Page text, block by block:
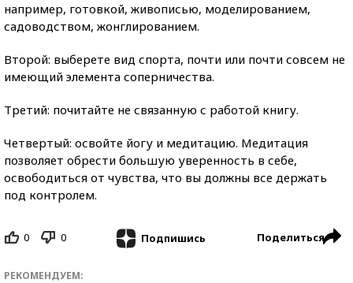
например, готовкой, живописью, моделированием,
садоводством, жонглированием.
Второй: выберете вид спорта, почти или почти совсем не
имеющий элемента соперничества.
Третий: почитайте не связанную с работой книгу.
Четвертый: освойте йогу и медитацию. Медитация
позволяет обрести большую уверенность в себе,
освободиться от чувства, что вы должны все держать
под контролем.
0 0 Подпишись Поделиться
РЕКОМЕНДУЕМ: